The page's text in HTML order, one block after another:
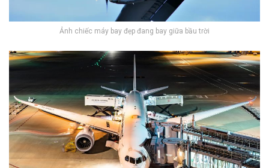
Ảnh chiếc máy bay đẹp đang bay giữa bầu trời